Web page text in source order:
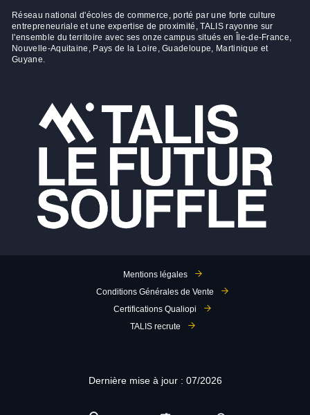
Réseau national d'écoles de commerce, porté par une forte culture
entrepreneuriale et une expertise de proximité, TALIS rayonne sur
l'ensemble du territoire avec ses onze campus situés en Île-de-France,
Nouvelle-Aquitaine, Pays de la Loire, Guadeloupe, Martinique et
Guyane.
Mentions légales
Conditions Générales de Vente
Certifications Qualiopi
TALIS recrute
Dernière mise à jour : 07/2026